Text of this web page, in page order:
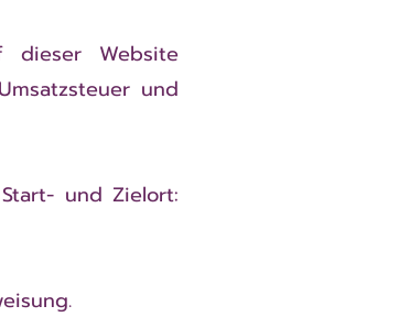
dieser Website
und
und Zielort: